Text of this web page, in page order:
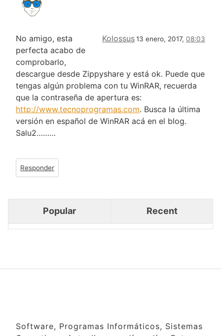
Kolossus13 enero, 2017, 08:03
No amigo, esta
perfecta acabo de
comprobarlo,
descargue desde Zippyshare y está ok. Puede que
tengas algún problema con tu WinRAR, recuerda
que la contraseña de apertura es:
http://www.tecnoprogramas.com. Busca la última
versión en español de WinRAR acá en el blog.
Salu2………
Responder
Popular Recent
Software, Programas Informáticos, Sistemas